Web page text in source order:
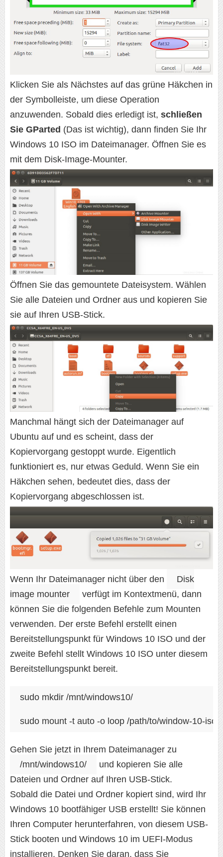
Klicken Sie als Nächstes auf das grüne Häkchen in
der Symbolleiste, um diese Operation
anzuwenden. Sobald dies erledigt ist, schließen
Sie GParted (Das ist wichtig), dann finden Sie Ihr
Windows 10 ISO im Dateimanager. Öffnen Sie es
mit dem Disk-Image-Mounter.
Öffnen Sie das gemountete Dateisystem. Wählen
Sie alle Dateien und Ordner aus und kopieren Sie
sie auf Ihren USB-Stick.
Manchmal hängt sich der Dateimanager auf
Ubuntu auf und es scheint, dass der
Kopiervorgang gestoppt wurde. Eigentlich
funktioniert es, nur etwas Geduld. Wenn Sie ein
Häkchen sehen, bedeutet dies, dass der
Kopiervorgang abgeschlossen ist.
Wenn Ihr Dateimanager nicht über den
Disk
image mounter
verfügt im Kontextmenü, dann
können Sie die folgenden Befehle zum Mounten
verwenden. Der erste Befehl erstellt einen
Bereitstellungspunkt für Windows 10 ISO und der
zweite Befehl stellt Windows 10 ISO unter diesem
Bereitstellungspunkt bereit.
sudo mkdir /mnt/windows10/
sudo mount -t auto -o loop /path/to/window-10-iso
Gehen Sie jetzt in Ihrem Dateimanager zu
/mnt/windows10/
und kopieren Sie alle
Dateien und Ordner auf Ihren USB-Stick.
Sobald die Datei und Ordner kopiert sind, wird Ihr
Windows 10 bootfähiger USB erstellt! Sie können
Ihren Computer herunterfahren, von diesem USB-
Stick booten und Windows 10 im UEFI-Modus
installieren. Denken Sie daran, dass Sie